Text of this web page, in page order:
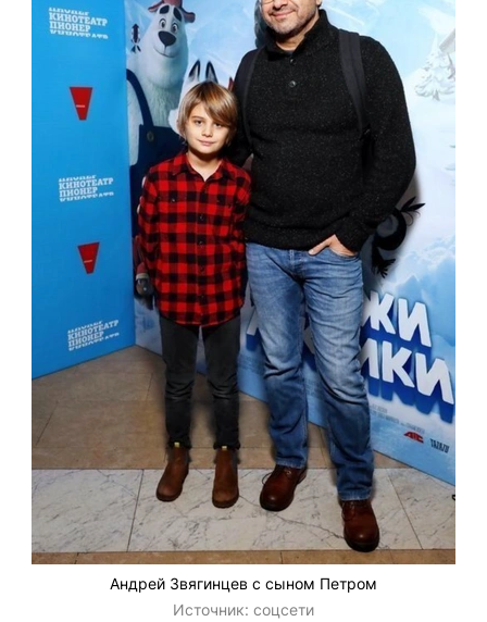
Андрей Звягинцев с сыном Петром
Источник: соцсети